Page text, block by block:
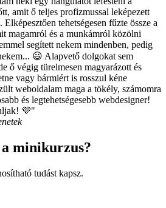
amit ő teljes profizmussal leképezett
tehetségesen fűzte össze a
magamról és a munkámról közölni
segített nekem mindenben, pedig
😃 Alapvető dolgokat sem
ő végig türelmesen magyarázott és
vagy bármiért is rosszul kéne
weboldalam maga a tökély, számomra
és legtehetségesebb webdesigner!
💜"
minikurzus?
tudást kapsz.